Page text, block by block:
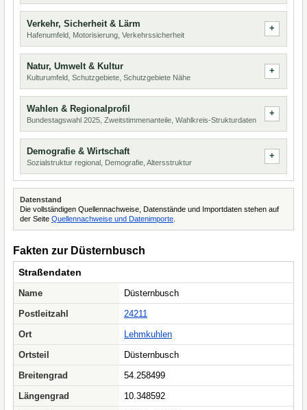
Verkehr, Sicherheit & Lärm
Hafenumfeld, Motorisierung, Verkehrssicherheit
Natur, Umwelt & Kultur
Kulturumfeld, Schutzgebiete, Schutzgebiete Nähe
Wahlen & Regionalprofil
Bundestagswahl 2025, Zweitstimmenanteile, Wahlkreis-Strukturdaten
Demografie & Wirtschaft
Sozialstruktur regional, Demografie, Altersstruktur
Datenstand
Die vollständigen Quellennachweise, Datenstände und Importdaten stehen auf
der Seite Quellennachweise und Datenimporte
Fakten zur Düsternbusch
Straßendaten
Name
Düsternbusch
Postleitzahl
24211
Ort
Lehmkuhlen
Ortsteil
Düsternbusch
Breitengrad
54.258499
Längengrad
10.348592